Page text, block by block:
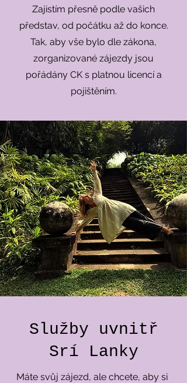
Zajistím přesně podle vašich
představ, od počátku až do konce.
Tak, aby vše bylo dle zákona,
zorganizované zájezdy jsou
pořádány CK s platnou licencí a
pojištěním.
Služby uvnitř
Srí Lanky
Máte svůj zájezd, ale chcete, aby si